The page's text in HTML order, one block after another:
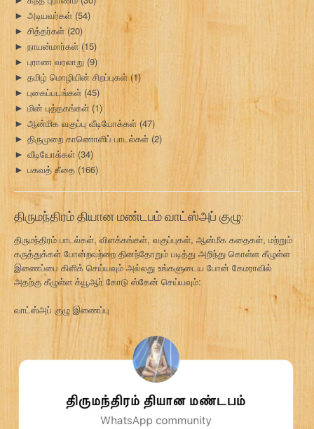
► அடியவர்கள் (54)
► சித்தர்கள்(20)
► நாயன்மார்கள் (15)
► புராண வரலாறு (9)
► தமிழ் மொழியின் சிறப்புகள்(1)
► புகைப்படங்கள் (45)
► மின் புத்தகங்கள் (1)
► ஆன்மிக வகுப்பு வீடியோக்கள் (47)
► திருமுறை காணொளிப் பாடல்கள் (2)
► வீடியோக்கள் (34)
► பகவத் கீதை (166)
திருமந்திரம் தியான மண்டபம் வாட்ஸ்அப் குழு:
திருமந்திரம் பாடல்கள், விளக்கங்கள், வகுப்புகள், ஆன்மீக கதைகள், மற்றும்
கருத்துக்கள் போன்றவற்றை தினந்தோறும் படித்து அறிந்து கொள்ள கீழுள்ள
இணைப்பை கிளிக் செய்யவும் அல்லது உங்களுடைய போன் கேமராவில்
அதற்கு கீழுள்ள க்யூஆர் கோடு ஸ்கேன் செய்யவும்:
வாட்ஸ்அப் குழு இணைப்பு